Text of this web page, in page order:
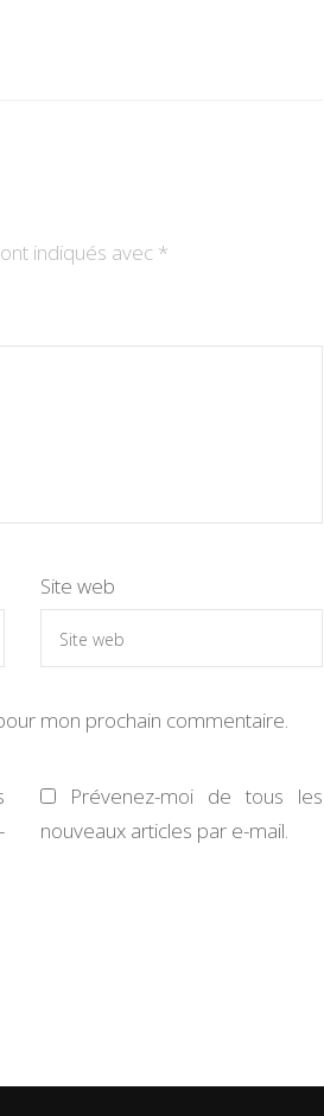
indiqués avec *
Site web
mon prochain commentaire.
Prévenez-moi de tous les
nouveaux articles par e-mail.